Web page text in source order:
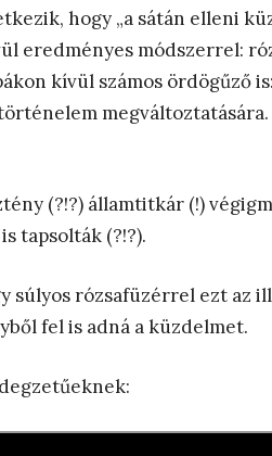
hogy „a sátán elleni
eredményes módszerrel:
kívül számos ördögűző
(?!?) államtitkár (!)
tapsolták (?!?).
súlyos rózsafüzérrel ezt az
fel is adná a küzdelmet.